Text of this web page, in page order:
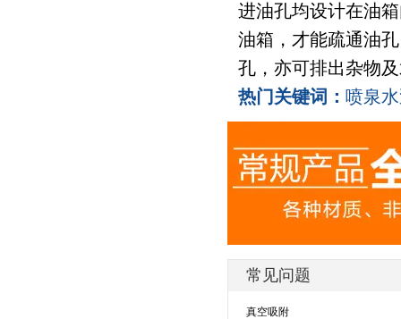
进油孔均设计在油
油箱，才能疏通油
孔，亦可排出杂物
热门关键词： 喷泉
常见问题
真空吸附